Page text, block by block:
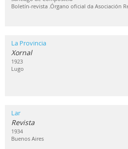
Boletín-revista .Órgano oficial da Asociación
La Provincia
Xornal
1923
Lugo
Lar
Revista
1934
Buenos Aires